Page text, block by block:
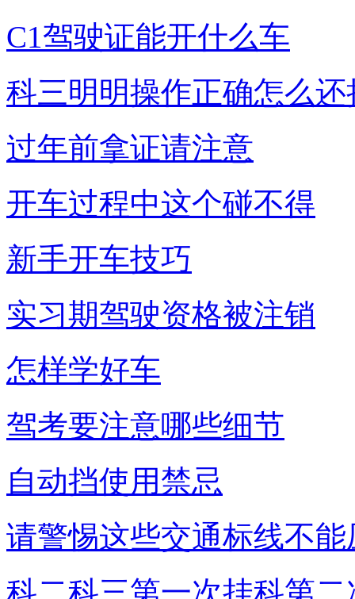
C1驾驶证能开什么车
科三明明操作正确怎么还
过年前拿证请注意
开车过程中这个碰不得
新手开车技巧
实习期驾驶资格被注销
怎样学好车
驾考要注意哪些细节
自动挡使用禁忌
请警惕这些交通标线不能